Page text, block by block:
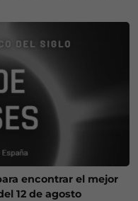
encontrar el mejor
12 de agosto